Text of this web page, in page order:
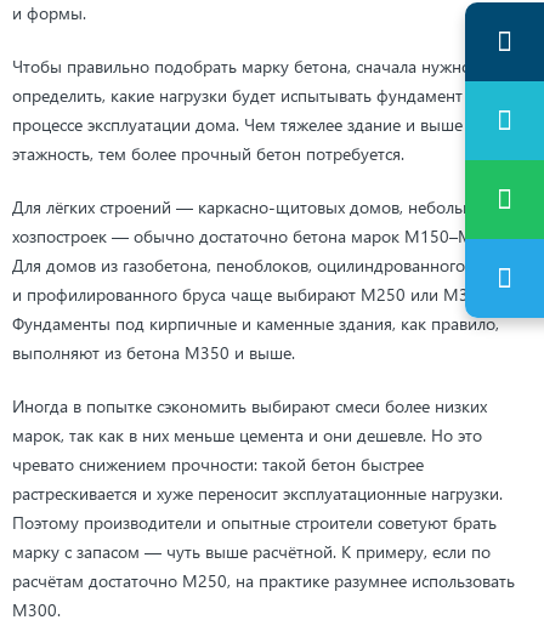
и формы.
Чтобы правильно подобрать марку бетона, сначала нужно
определить, какие нагрузки будет испытывать фундамент в
процессе эксплуатации дома. Чем тяжелее здание и выше
этажность, тем более прочный бетон потребуется.
Для лёгких строений — каркасно-щитовых домов, небольших
хозпостроек — обычно достаточно бетона марок М150–М200.
Для домов из газобетона, пеноблоков, оцилиндрованного бревна
и профилированного бруса чаще выбирают М250 или М300.
Фундаменты под кирпичные и каменные здания, как правило,
выполняют из бетона М350 и выше.
Иногда в попытке сэкономить выбирают смеси более низких
марок, так как в них меньше цемента и они дешевле. Но это
чревато снижением прочности: такой бетон быстрее
растрескивается и хуже переносит эксплуатационные нагрузки.
Поэтому производители и опытные строители советуют брать
марку с запасом — чуть выше расчётной. К примеру, если по
расчётам достаточно М250, на практике разумнее использовать
М300.